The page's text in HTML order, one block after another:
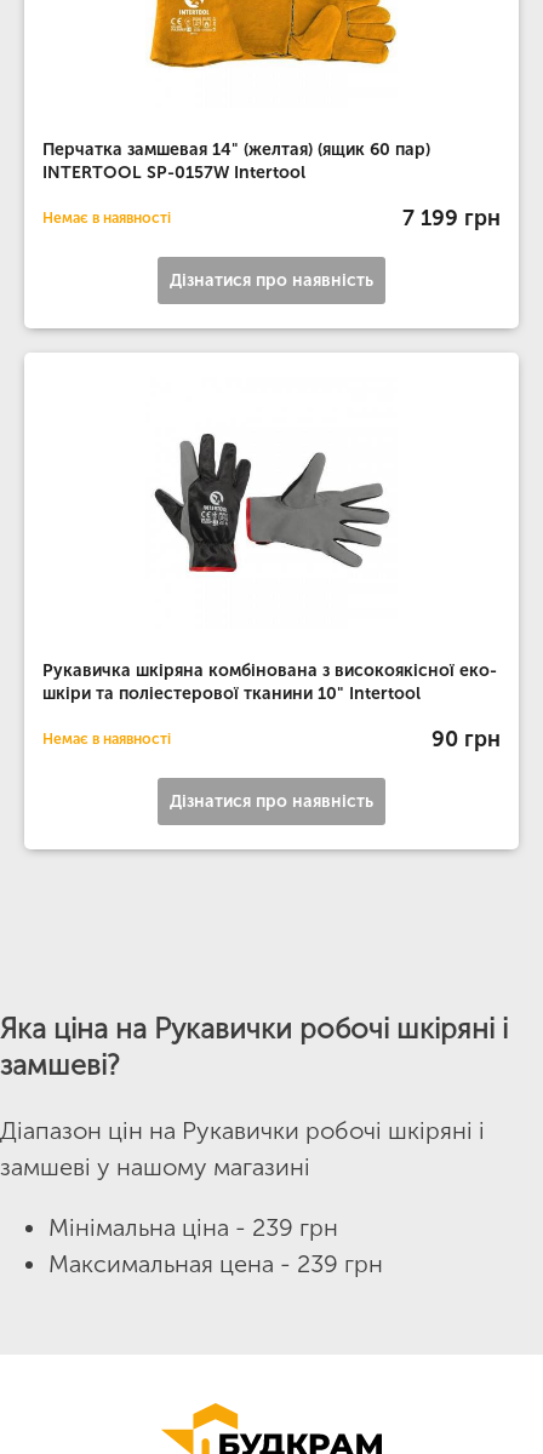
Перчатка замшевая 14" (желтая) (ящик 60 пар)
INTERTOOL SP-0157W Intertool
Немає в наявності 7 199 грн
Дізнатися про наявність
Рукавичка шкіряна комбінована з високоякісної еко-
шкіри та поліестерової тканини 10" Intertool
Немає в наявності 90 грн
Дізнатися про наявність
Яка ціна на Рукавички робочі шкіряні і
замшеві?
Діапазон цін на Рукавички робочі шкіряні і
замшеві у нашому магазині
Мінімальна ціна - 239 грн
Максимальная цена - 239 грн